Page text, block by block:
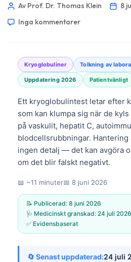
Av Prof. Dr. Thomas Klein
8
Inga kommentarer
Kryoglobuliner Tolkning av
Uppdatering 2026 Patientvänligt
Ett kryoglobulintest letar efter
som kan klumpa sig när de
på vaskulit, hepatit C,
blodcellsrubbningar. Hantering
ingen detalj — det kan avgöra
om det blir falskt negativt.
📖 ~11 minuter📅 8 juni 2026
📝 Publicerad: 8 juni 2026
🩺 Medicinskt granskad: 24 juli 2026
✅ Evidensbaserat
🔄 Senast uppdaterad:24 juli